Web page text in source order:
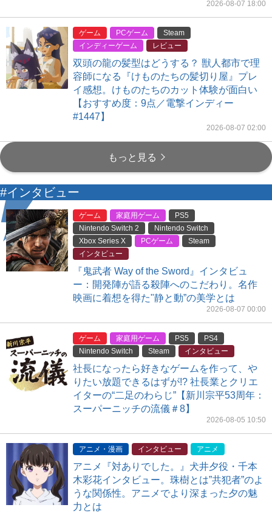
2026-08-07 18:00
ゲーム PCゲーム
Steam
インディーゲーム
レビュー
双頭の龍の髪型はどうする？ 獣人都市で理
容師になる『けものたちの髪切り屋』プレ
イ感想。けものたちのカット体験が面白い
【おすすめ度：9点／電撃インディー
#1447】
2026-08-07 02:00
もっと見る
#インタビュー
ゲーム 家庭用ゲーム
PS5
Nintendo Switch 2
Nintendo Switch
Xbox Series X
PCゲーム
Steam
インタビュー
『鬼武者 Way of the Sword』インタビュ
ー：開発陣が語る殺陣へのこだわり。名作
映画に着想を得た"静と動”の美学とは
2026-08-07 00:00
ゲーム 家庭用ゲーム PS5
PS4
Nintendo Switch
Steam インタビュー
社長になったら好きなゲームを作って、や
りたい放題できるはずが!? 社長業とクリエ
イターの“二足のわらじ”【新川宗平53周年：
スーパーニッチの流儀＃8】
2026-08-05 10:50
アニメ・漫画 インタビュー アニメ
アニメ『対ありでした。』犬井夕役・千本
木彩花インタビュー。珠樹とは”共犯者”のよ
うな関係性。アニメでより深まった夕の魅
力とは